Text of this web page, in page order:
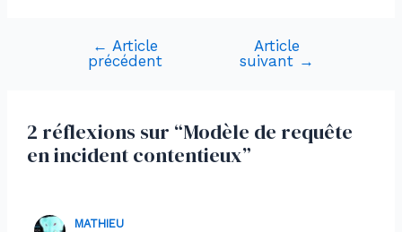
Navigation
← Article
précédent
Article
suivant →
2 réflexions sur “Modèle de requête
en incident contentieux”
MATHIEU